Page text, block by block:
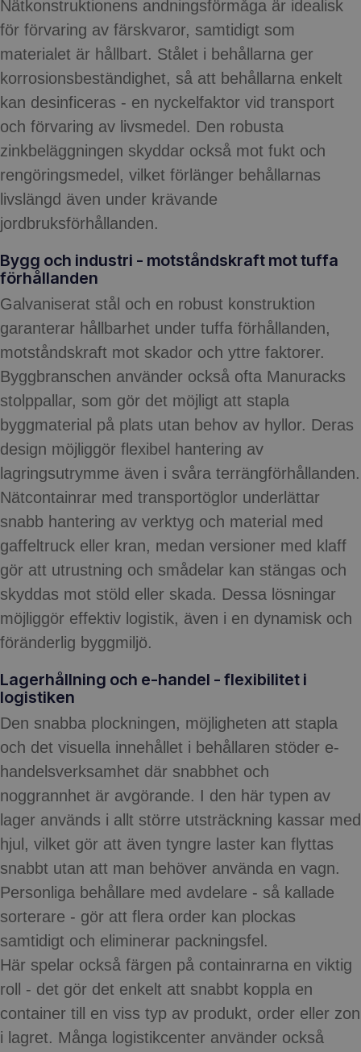
Nätkonstruktionens andningsförmåga är idealisk
för förvaring av färskvaror, samtidigt som
materialet är hållbart. Stålet i behållarna ger
korrosionsbeständighet, så att behållarna enkelt
kan desinficeras - en nyckelfaktor vid transport
och förvaring av livsmedel. Den robusta
zinkbeläggningen skyddar också mot fukt och
rengöringsmedel, vilket förlänger behållarnas
livslängd även under krävande
jordbruksförhållanden.
Bygg och industri - motståndskraft mot tuffa
förhållanden
Galvaniserat stål och en robust konstruktion
garanterar hållbarhet under tuffa förhållanden,
motståndskraft mot skador och yttre faktorer.
Byggbranschen använder också ofta Manuracks
stolppallar, som gör det möjligt att stapla
byggmaterial på plats utan behov av hyllor. Deras
design möjliggör flexibel hantering av
lagringsutrymme även i svåra terrängförhållanden.
Nätcontainrar med transportöglor underlättar
snabb hantering av verktyg och material med
gaffeltruck eller kran, medan versioner med klaff
gör att utrustning och smådelar kan stängas och
skyddas mot stöld eller skada. Dessa lösningar
möjliggör effektiv logistik, även i en dynamisk och
föränderlig byggmiljö.
Lagerhållning och e-handel - flexibilitet i
logistiken
Den snabba plockningen, möjligheten att stapla
och det visuella innehållet i behållaren stöder e-
handelsverksamhet där snabbhet och
noggrannhet är avgörande. I den här typen av
lager används i allt större utsträckning kassar med
hjul, vilket gör att även tyngre laster kan flyttas
snabbt utan att man behöver använda en vagn.
Personliga behållare med avdelare - så kallade
sorterare - gör att flera order kan plockas
samtidigt och eliminerar packningsfel.
Här spelar också färgen på containrarna en viktig
roll - det gör det enkelt att snabbt koppla en
container till en viss typ av produkt, order eller zon
i lagret. Många logistikcenter använder också